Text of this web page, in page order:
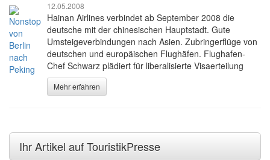
12.05.2008
Hainan Airlines verbindet ab September 2008 die
deutsche mit der chinesischen Hauptstadt. Gute
Umsteigeverbindungen nach Asien. Zubringerflüge von
deutschen und europäischen Flughäfen. Flughafen-
Chef Schwarz plädiert für liberalisierte Visaerteilung
Mehr erfahren
Ihr Artikel auf TouristikPresse